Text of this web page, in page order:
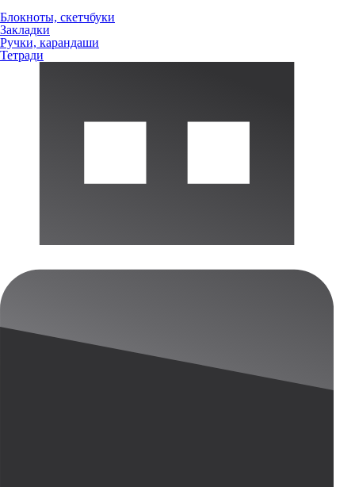
Блокноты, скетчбуки
Закладки
Ручки, карандаши
Тетради